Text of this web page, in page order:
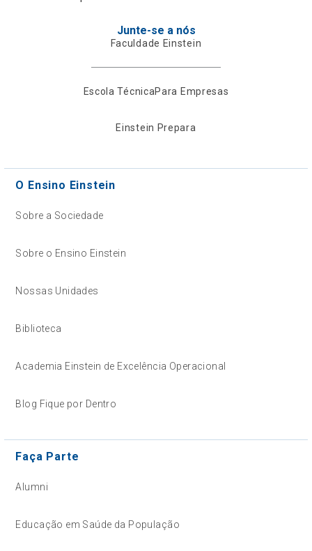
Junte-se a nós
Faculdade Einstein
Escola TécnicaPara Empresas
Einstein Prepara
O Ensino Einstein
Sobre a Sociedade
Sobre o Ensino Einstein
Nossas Unidades
Biblioteca
Academia Einstein de Excelência Operacional
Blog Fique por Dentro
Faça Parte
Alumni
Educação em Saúde da População